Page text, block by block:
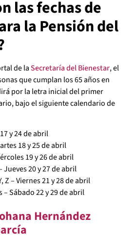
las fechas de
la Pensión del
de laSecretaría del Bienestar, el
que cumplan los 65 años en
por la letra inicial del primer
bajo el siguiente calendario de
y 24 de abril
18 y 25 de abril
19 y 26 de abril
Jueves 20 y 27 de abril
Z – Viernes 21 y 28 de abril
– Sábado 22 y 29 de abril
Hernández